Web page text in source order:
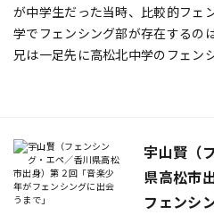
が中学生だった当時、比較的フェ
学でフェンシング部が存在するの
兄は一足先に高松北中学のフェ
宇山賢（
県高松市
フェンシ